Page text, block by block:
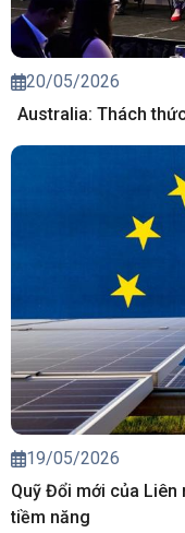
20/05/2026
Australia: Thách
19/05/2026
Quỹ Đổi mới của Liên
tiềm năng